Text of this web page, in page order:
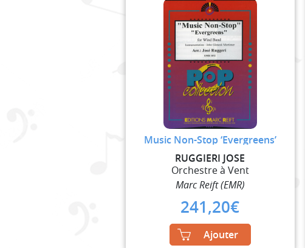
Music Non-Stop ‘Evergreens’
RUGGIERI JOSE
Orchestre à Vent
Marc Reift (EMR)
241,20€
Ajouter